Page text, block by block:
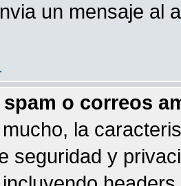
un mensaje al
o correos
la
seguridad y